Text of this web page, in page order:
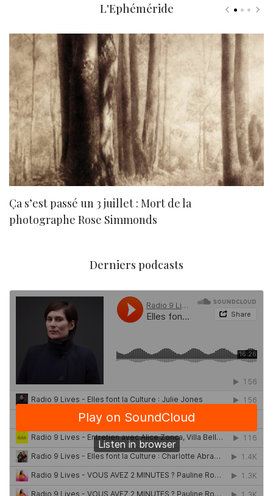
L'Ephéméride
Ça s’est passé un 3 juillet : Mort de la
photographe Rose Simmonds
Derniers podcasts